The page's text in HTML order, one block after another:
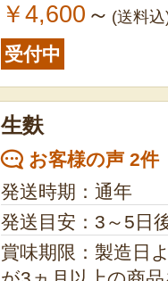
￥4,600 ～ (送料
受付中
生麩
お客様の声 2件
発送時期：通年
発送目安：3～5日
賞味期限：製造日より6